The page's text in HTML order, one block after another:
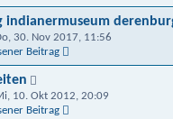
indianermuseum
30. Nov 2017, 11:56
Beitrag
10. Okt 2012, 20:09
Beitrag